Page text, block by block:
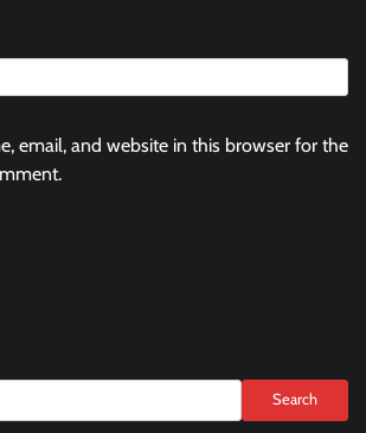
email, and website in this browser for the
Search